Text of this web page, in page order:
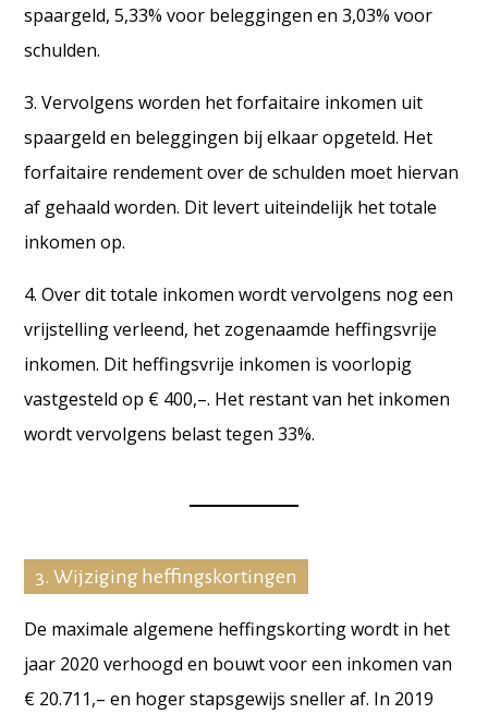
spaargeld, 5,33% voor beleggingen en 3,03% voor
schulden.
3. Vervolgens worden het forfaitaire inkomen uit
spaargeld en beleggingen bij elkaar opgeteld. Het
forfaitaire rendement over de schulden moet hiervan
af gehaald worden. Dit levert uiteindelijk het totale
inkomen op.
4. Over dit totale inkomen wordt vervolgens nog een
vrijstelling verleend, het zogenaamde heffingsvrije
inkomen. Dit heffingsvrije inkomen is voorlopig
vastgesteld op € 400,–. Het restant van het inkomen
wordt vervolgens belast tegen 33%.
3. Wijziging heffingskortingen
De maximale algemene heffingskorting wordt in het
jaar 2020 verhoogd en bouwt voor een inkomen van
€ 20.711,– en hoger stapsgewijs sneller af. In 2019